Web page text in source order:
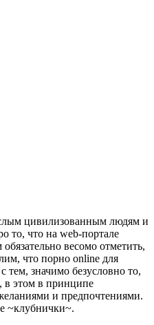
цивилизованным людям и
то, что на web-портале
весомо отметить,
что порно online для
тем, значимо безусловно то,
в этом в принципе
и предпочтениями.
~клубнички~.